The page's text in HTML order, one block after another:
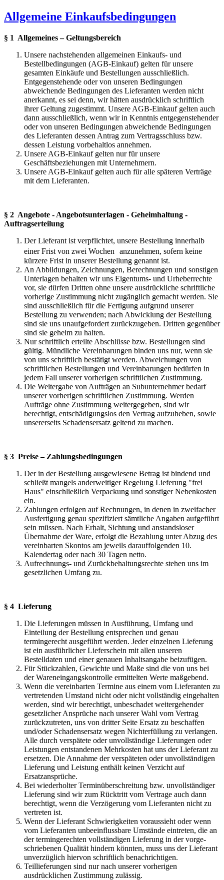
Allgemeine Einkaufsbedingungen
§ 1 Allgemeines – Geltungsbereich
Unsere nachstehenden allgemeinen Einkaufs- und
Bestellbedingungen (AGB-Einkauf) gelten für unsere
gesamten Einkäufe und Bestellungen ausschließlich.
Entgegenstehende oder von unseren Bedingungen
abweichende Bedingungen des Lieferanten werden nicht
anerkannt, es sei denn, wir hätten ausdrücklich schriftlich
ihrer Geltung zugestimmt. Unsere AGB-Einkauf gelten auch
dann ausschließlich, wenn wir in Kenntnis entgegenstehender
oder von unseren Bedingungen abweichende Bedingungen
des Lieferanten dessen Antrag zum Vertragsschluss bzw.
dessen Leistung vorbehaltlos annehmen.
Unsere AGB-Einkauf gelten nur für unsere
Geschäftsbeziehungen mit Unternehmern.
Unsere AGB-Einkauf gelten auch für alle späteren Verträge
mit dem Lieferanten.
§ 2 Angebote - Angebotsunterlagen - Geheimhaltung -
Auftragserteilung
Der Lieferant ist verpflichtet, unsere Bestellung innerhalb
einer Frist von zwei Wochen anzunehmen, sofern keine
kürzere Frist in unserer Bestellung genannt ist.
An Abbildungen, Zeichnungen, Berechnungen und sonstigen
Unterlagen behalten wir uns Eigentums- und Urheberrechte
vor, sie dürfen Dritten ohne unsere ausdrückliche schriftliche
vorherige Zustimmung nicht zugänglich gemacht werden. Sie
sind ausschließlich für die Fertigung aufgrund unserer
Bestellung zu verwenden; nach Abwicklung der Bestellung
sind sie uns unaufgefordert zurückzugeben. Dritten gegenüber
sind sie geheim zu halten.
Nur schriftlich erteilte Abschlüsse bzw. Bestellungen sind
gültig. Mündliche Vereinbarungen binden uns nur, wenn sie
von uns schriftlich bestätigt werden. Abweichungen von
schriftlichen Bestellungen und Vereinbarungen bedürfen in
jedem Fall unserer vorherigen schriftlichen Zustimmung.
Die Weitergabe von Aufträgen an Subunternehmer bedarf
unserer vorherigen schriftlichen Zustimmung. Werden
Aufträge ohne Zustimmung weitergegeben, sind wir
berechtigt, entschädigungslos den Vertrag aufzuheben, sowie
unsererseits Schadensersatz geltend zu machen.
§ 3 Preise – Zahlungsbedingungen
Der in der Bestellung ausgewiesene Betrag ist bindend und
schließt mangels anderweitiger Regelung Lieferung "frei
Haus" einschließlich Verpackung und sonstiger Nebenkosten
ein.
Zahlungen erfolgen auf Rechnungen, in denen in zweifacher
Ausfertigung genau spezifiziert sämtliche Angaben aufgeführt
sein müssen. Nach Erhalt, Sichtung und anstandsloser
Übernahme der Ware, erfolgt die Bezahlung unter Abzug des
vereinbarten Skontos am jeweils darauffolgenden 10.
Kalendertag oder nach 30 Tagen netto.
Aufrechnungs- und Zurückbehaltungsrechte stehen uns im
gesetzlichen Umfang zu.
§ 4 Lieferung
Die Lieferungen müssen in Ausführung, Umfang und
Einteilung der Bestellung entsprechen und genau
termingerecht ausgeführt werden. Jeder einzelnen Lieferung
ist ein ausführlicher Lieferschein mit allen unseren
Bestelldaten und einer genauen Inhaltsangabe beizufügen.
Für Stückzahlen, Gewichte und Maße sind die von uns bei
der Wareneingangskontrolle ermittelten Werte maßgebend.
Wenn die vereinbarten Termine aus einem vom Lieferanten zu
vertretenden Umstand nicht oder nicht vollständig eingehalten
werden, sind wir berechtigt, unbeschadet weitergehender
gesetzlicher Ansprüche nach unserer Wahl vom Vertrag
zurückzutreten, uns von dritter Seite Ersatz zu beschaffen
und/oder Schadensersatz wegen Nichterfüllung zu verlangen.
Alle durch verspätete oder unvollständige Lieferungen oder
Leistungen entstandenen Mehrkosten hat uns der Lieferant zu
ersetzen. Die Annahme der verspäteten oder unvollständigen
Lieferung und Leistung enthält keinen Verzicht auf
Ersatzansprüche.
Bei wiederholter Terminüberschreitung bzw. unvollständiger
Lieferung sind wir zum Rücktritt vom Vertrage auch dann
berechtigt, wenn die Verzögerung vom Lieferanten nicht zu
vertreten ist.
Wenn der Lieferant Schwierigkeiten voraussieht oder wenn
vom Lieferanten unbeeinflussbare Umstände eintreten, die an
der termingerechten vollständigen Lieferung in der vorge-
schriebenen Qualität hindern könnten, muss uns der Lieferant
unverzüglich hiervon schriftlich benachrichtigen.
Teillieferungen sind nur nach unserer vorherigen
ausdrücklichen Zustimmung zulässig.